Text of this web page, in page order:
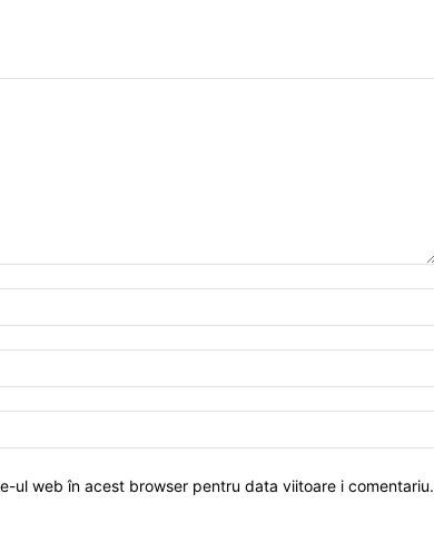
ul web în acest browser pentru data viitoare i comentariu.